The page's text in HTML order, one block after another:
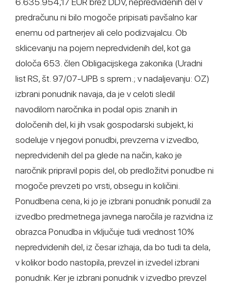
predračunu ni bilo mogoče pripisati pavšalno kar
enemu od partnerjev ali celo podizvajalcu. Ob
sklicevanju na pojem nepredvidenih del, kot ga
določa 653. člen Obligacijskega zakonika (Uradni
list RS, št. 97/07-UPB s sprem.; v nadaljevanju: OZ)
izbrani ponudnik navaja, da je v celoti sledil
navodilom naročnika in podal opis znanih in
določenih del, ki jih vsak gospodarski subjekt, ki
sodeluje v njegovi ponudbi, prevzema v izvedbo,
nepredvidenih del pa glede na način, kako je
naročnik pripravil popis del, ob predložitvi ponudbe ni
mogoče prevzeti po vrsti, obsegu in količini.
Ponudbena cena, ki jo je izbrani ponudnik ponudil za
izvedbo predmetnega javnega naročila je razvidna iz
obrazca Ponudba in vključuje tudi vrednost 10%
nepredvidenih del, iz česar izhaja, da bo tudi ta dela,
v kolikor bodo nastopila, prevzel in izvedel izbrani
ponudnik. Ker je izbrani ponudnik v izvedbo prevzel